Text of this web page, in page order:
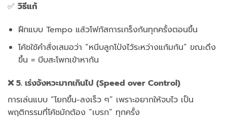
✅ วิธีแก้
ฝึกแบบ Tempo แล้วโฟกัสการเกร็งก้นทุกครั้งตอนขึ้น
โค้ชใช้คำสั่งเสมอว่า “หนีบลูกโป่งไว้ระหว่างแก้มก้น” ขณะดึง
ขึ้น = บีบสะโพกเข้าหากัน
❌ 5. เร่งจังหวะมากเกินไป (Speed over Control)
การเล่นแบบ “โยกขึ้น-ลงเร็ว ๆ” เพราะอยากให้จบไว เป็น
พฤติกรรมที่โค้ชมักต้อง “เบรก” ทุกครั้ง